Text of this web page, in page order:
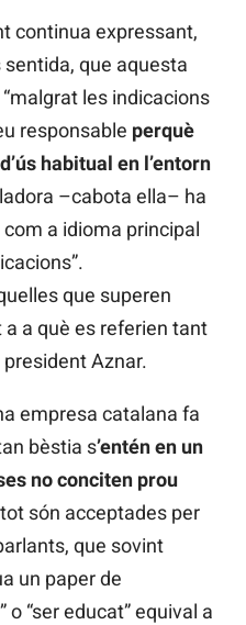
continua expressant,
que aquesta
les indicacions
responsable perquè
habitual en l’entorn
–cabota ella– ha
a idioma principal
que superen
a a què es referien tant
Aznar.
empresa catalana fa
bèstia s’entén en un
no conciten prou
són acceptades per
que sovint
un paper de
“ser educat” equival a